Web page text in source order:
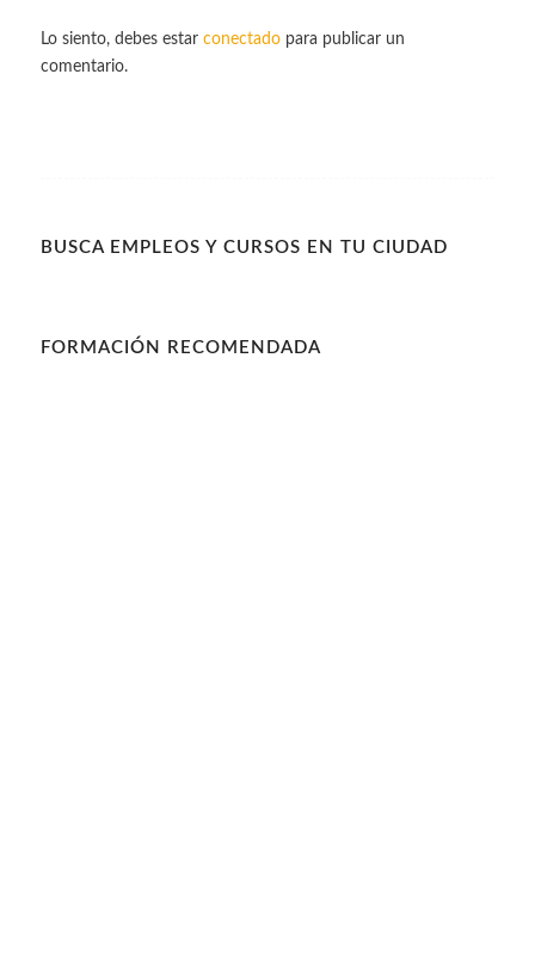
Lo siento, debes estar conectadopara publicar un
comentario.
BUSCA EMPLEOS Y CURSOS EN TU CIUDAD
FORMACIÓN RECOMENDADA